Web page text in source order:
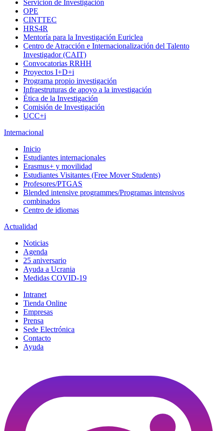
Servicion de Investigación
OPE
CINTTEC
HRS4R
Mentoría para la Investigación Euriclea
Centro de Atracción e Internacionalización del Talento
Investigador (CAIT)
Convocatorias RRHH
Proyectos I+D+i
Programa propio investigación
Infraestruturas de apoyo a la investigación
Ética de la Investigación
Comisión de Investigación
UCC+i
Internacional
Inicio
Estudiantes internacionales
Erasmus+ y movilidad
Estudiantes Visitantes (Free Mover Students)
Profesores/PTGAS
Blended intensive programmes/Programas intensivos
combinados
Centro de idiomas
Actualidad
Noticias
Agenda
25 aniversario
Ayuda a Ucrania
Medidas COVID-19
Intranet
Tienda Online
Empresas
Prensa
Sede Electrónica
Contacto
Ayuda